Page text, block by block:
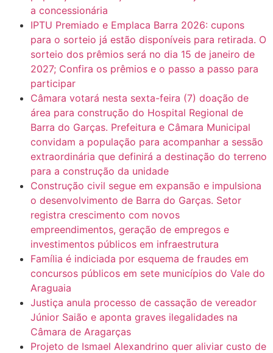
a concessionária
IPTU Premiado e Emplaca Barra 2026: cupons
para o sorteio já estão disponíveis para retirada. O
sorteio dos prêmios será no dia 15 de janeiro de
2027; Confira os prêmios e o passo a passo para
participar
Câmara votará nesta sexta-feira (7) doação de
área para construção do Hospital Regional de
Barra do Garças. Prefeitura e Câmara Municipal
convidam a população para acompanhar a sessão
extraordinária que definirá a destinação do terreno
para a construção da unidade
Construção civil segue em expansão e impulsiona
o desenvolvimento de Barra do Garças. Setor
registra crescimento com novos
empreendimentos, geração de empregos e
investimentos públicos em infraestrutura
Família é indiciada por esquema de fraudes em
concursos públicos em sete municípios do Vale do
Araguaia
Justiça anula processo de cassação de vereador
Júnior Saião e aponta graves ilegalidades na
Câmara de Aragarças
Projeto de Ismael Alexandrino quer aliviar custo de